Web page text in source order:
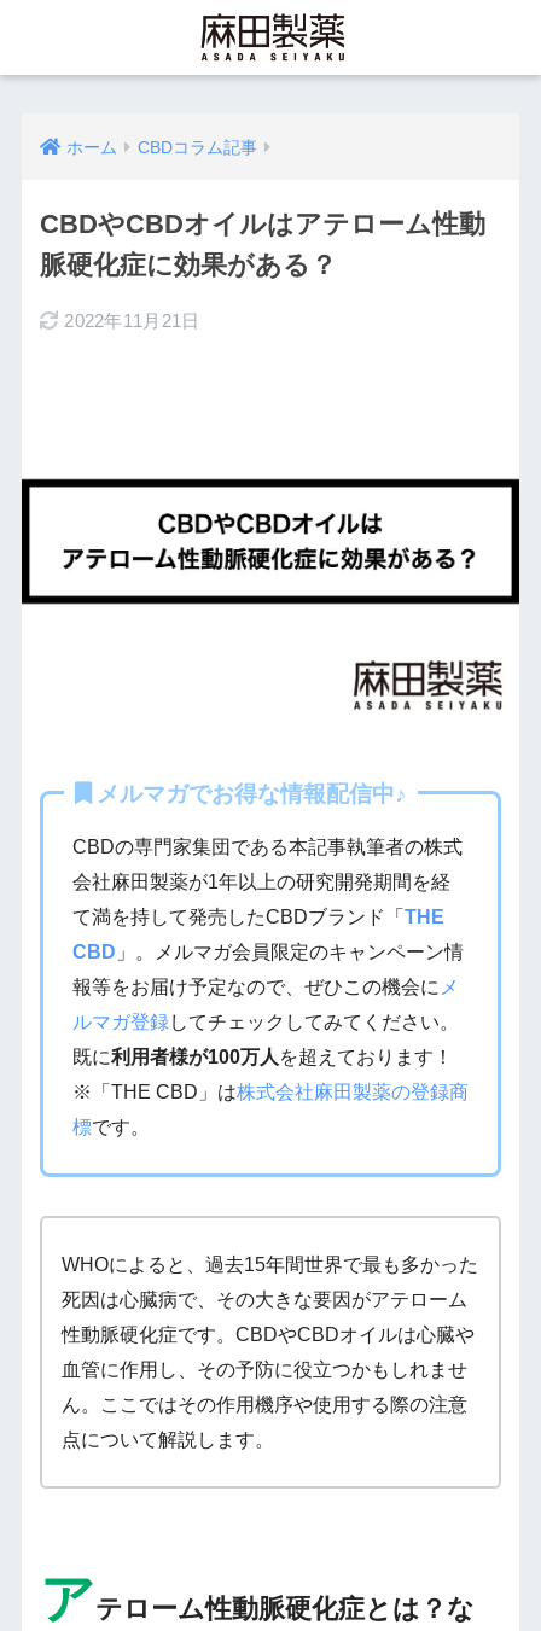
ホーム CBDコラム記事
CBDやCBDオイルはアテローム性動
脈硬化症に効果がある？
2022年11月21日
メルマガでお得な情報配信中♪
CBDの専門家集団である本記事執筆者の株式
会社麻田製薬が1年以上の研究開発期間を経
て満を持して発売したCBDブランド「 THE
CBD 」。メルマガ会員限定のキャンペーン情
報等をお届け予定なので、ぜひこの機会に メ
ルマガ登録してチェックしてみてください。
既に利用者様が100万人 を超えております！
※「THE CBD」は株式会社麻田製薬の登録商
標です。
WHOによると、過去15年間世界で最も多かった
死因は心臓病で、その大きな要因がアテローム
性動脈硬化症です。CBDやCBDオイルは心臓や
血管に作用し、その予防に役立つかもしれませ
ん。ここではその作用機序や使用する際の注意
点について解説します。
アテローム性動脈硬化症とは？な